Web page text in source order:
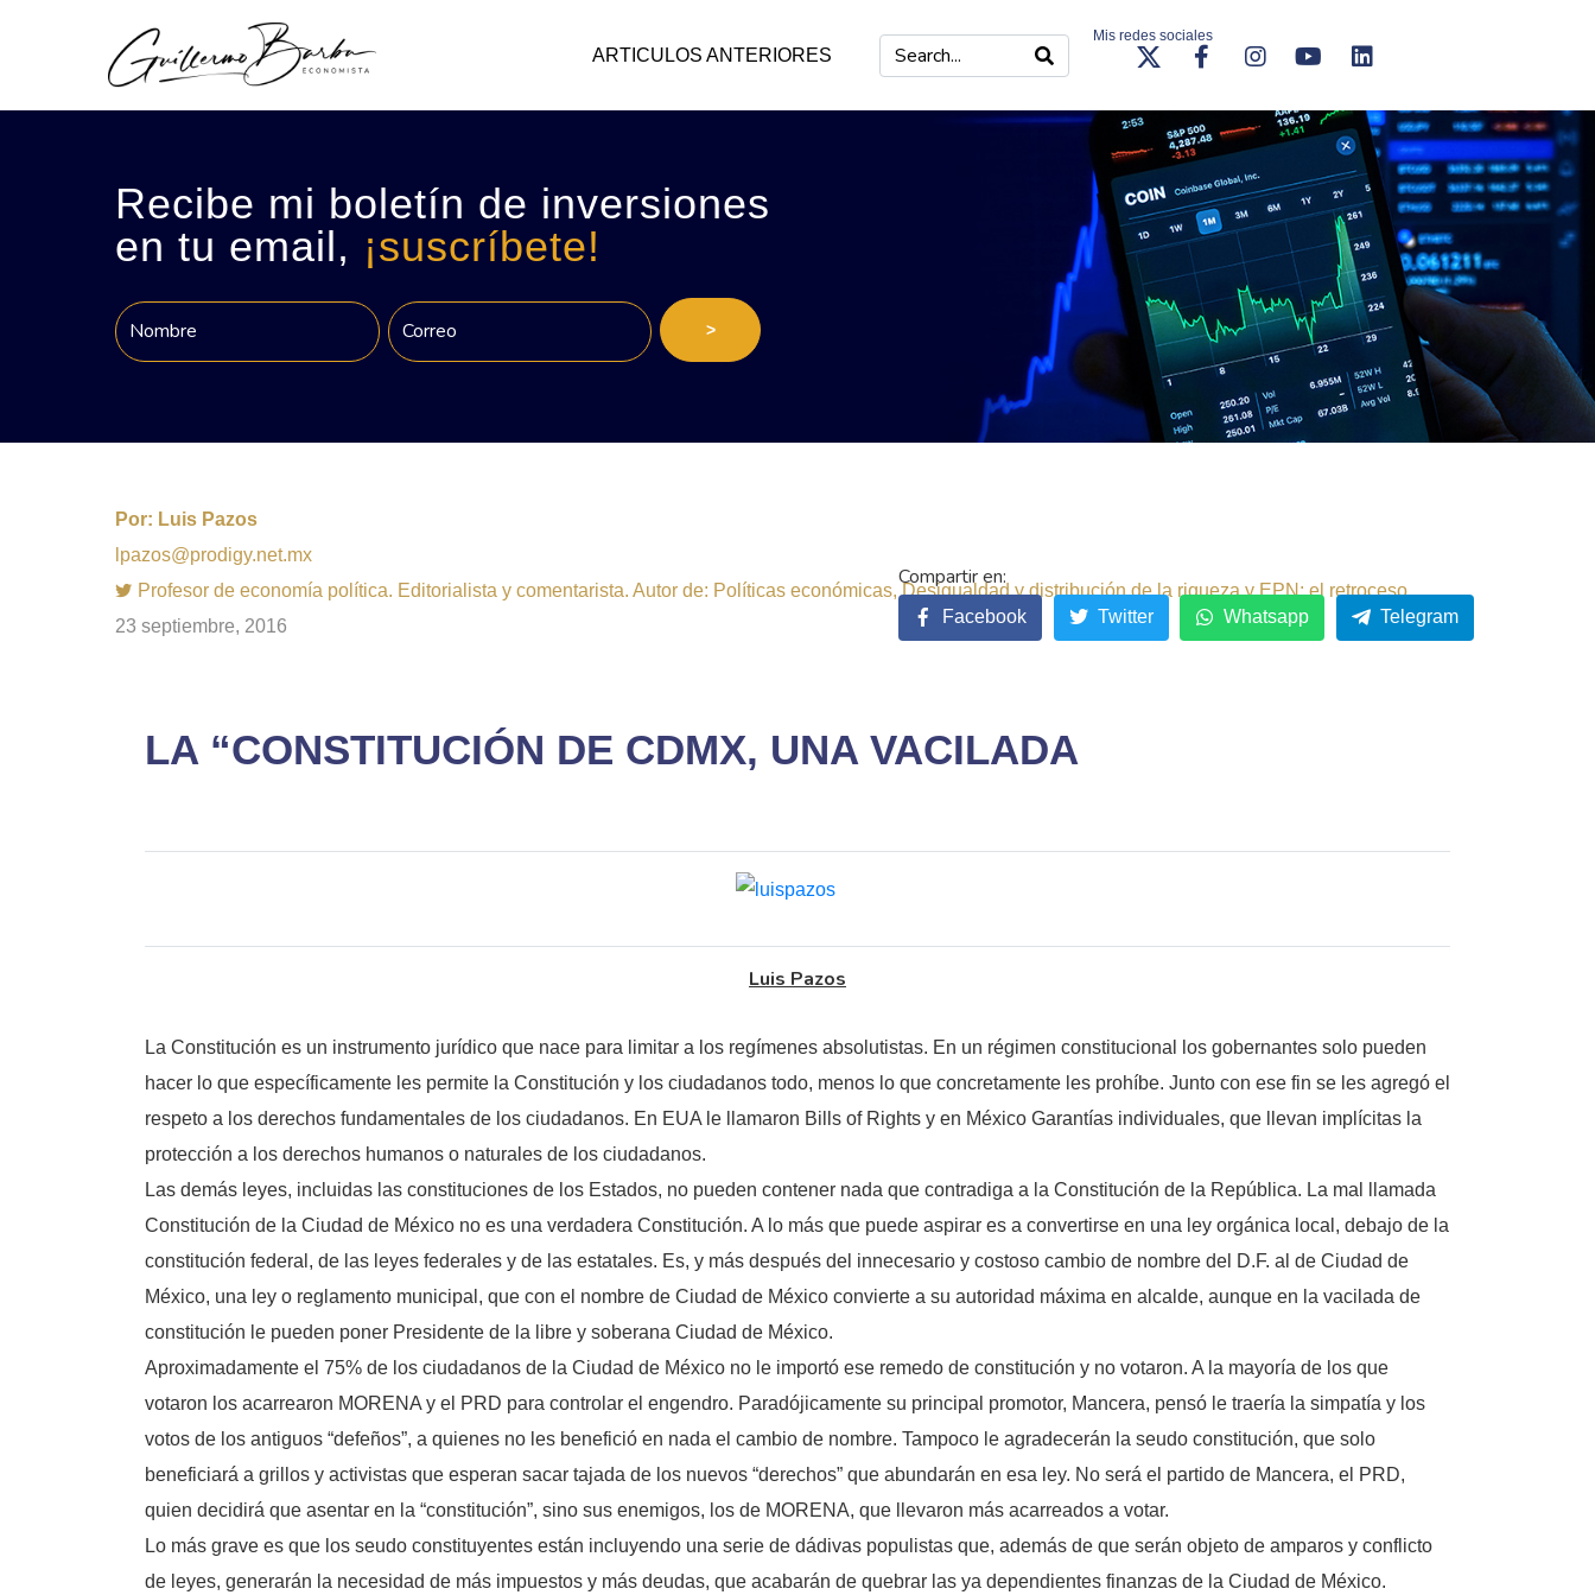
ARTICULOS ANTERIORES
Mis redes sociales
Recibe mi boletín de inversiones
en tu email, ¡suscríbete!
>
Por: Luis Pazos
lpazos@prodigy.net.mx
Profesor de economía política. Editorialista y comentarista. Autor de: Políticas económicas, Desigualdad y distribución de la riqueza y EPN: el retroceso.
23 septiembre, 2016
LA “CONSTITUCIÓN DE CDMX, UNA VACILADA
Luis Pazos
La Constitución es un instrumento jurídico que nace para limitar a los regímenes absolutistas. En un régimen constitucional los gobernantes solo pueden
hacer lo que específicamente les permite la Constitución y los ciudadanos todo, menos lo que concretamente les prohíbe. Junto con ese fin se les agregó el
respeto a los derechos fundamentales de los ciudadanos. En EUA le llamaron Bills of Rights y en México Garantías individuales, que llevan implícitas la
protección a los derechos humanos o naturales de los ciudadanos.
Las demás leyes, incluidas las constituciones de los Estados, no pueden contener nada que contradiga a la Constitución de la República. La mal llamada
Constitución de la Ciudad de México no es una verdadera Constitución. A lo más que puede aspirar es a convertirse en una ley orgánica local, debajo de la
constitución federal, de las leyes federales y de las estatales. Es, y más después del innecesario y costoso cambio de nombre del D.F. al de Ciudad de
México, una ley o reglamento municipal, que con el nombre de Ciudad de México convierte a su autoridad máxima en alcalde, aunque en la vacilada de
constitución le pueden poner Presidente de la libre y soberana Ciudad de México.
Aproximadamente el 75% de los ciudadanos de la Ciudad de México no le importó ese remedo de constitución y no votaron. A la mayoría de los que
votaron los acarrearon MORENA y el PRD para controlar el engendro. Paradójicamente su principal promotor, Mancera, pensó le traería la simpatía y los
votos de los antiguos “defeños”, a quienes no les benefició en nada el cambio de nombre. Tampoco le agradecerán la seudo constitución, que solo
beneficiará a grillos y activistas que esperan sacar tajada de los nuevos “derechos” que abundarán en esa ley. No será el partido de Mancera, el PRD,
quien decidirá que asentar en la “constitución”, sino sus enemigos, los de MORENA, que llevaron más acarreados a votar.
Lo más grave es que los seudo constituyentes están incluyendo una serie de dádivas populistas que, además de que serán objeto de amparos y conflicto
de leyes, generarán la necesidad de más impuestos y más deudas, que acabarán de quebrar las ya dependientes finanzas de la Ciudad de México.
Facebook Twitter Whatsapp Telegram